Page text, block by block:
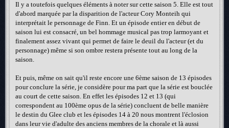
Il y a toutefois quelques éléments à noter sur cette saison 5. Elle est tout
d'abord marquée par la disparition de l'acteur Cory Monteih qui
interprétait le personnage de Finn. Et un épisode entier en début de
saison lui est consacré, un bel hommage musical pas trop larmoyant et
finalement assez vivant qui permet de faire le deuil du l'acteur (et du
personnage) même si son ombre restera présente tout au long de la
saison.
Et puis, même on sait qu'il reste encore une 6ème saison de 13 épisodes
pour conclure la série, je considère pour ma part que la série est bouclée
au court de cette saison. En effet les épisodes 12 et 13 (qui
correspondent au 100ème opus de la série) concluent de belle manière
le destin du Glee club et les épisodes 14 à 20 nous montrent l'éclosion
dans leur vie d'adulte des anciens membres de la chorale et là aussi